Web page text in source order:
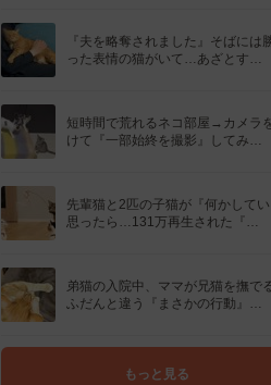
『夫を略奪されました』そばには
った表情の猫がいて…あざとす…
短時間で荒れるネコ部屋→カメラ
けて『一部始終を撮影』してみ…
先輩猫と2匹の子猫が『何かしてい
思ったら…131万再生された『…
弟猫の入院中、ママが兄猫を撫で
ふだんと違う『まさかの行動』…
もっと見る